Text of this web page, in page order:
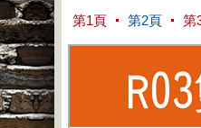
第1頁 第2頁 第